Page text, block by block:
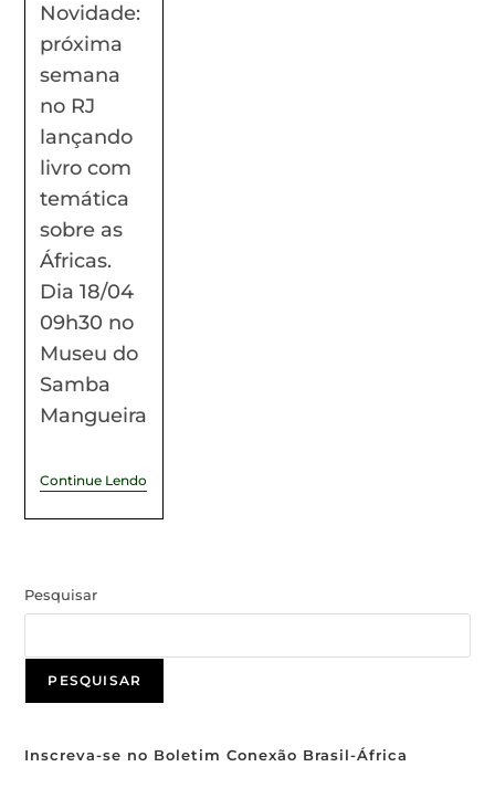
Novidade:
próxima
semana
no RJ
lançando
livro com
temática
sobre as
Áfricas.
Dia 18/04
09h30 no
Museu do
Samba
Mangueira
Continue Lendo
Pesquisar
PESQUISAR
Inscreva-se no Boletim Conexão Brasil-África